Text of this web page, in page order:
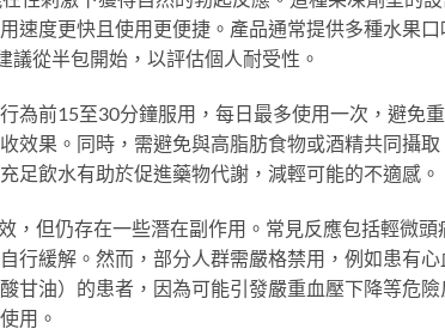
速度更快且使用更便捷。產品通常提供多種水果
從半包開始，以評估個人耐受性。
為前15至30分鐘服用，每日最多使用一次，避免
效果。同時，需避免與高脂肪食物或酒精共同攝
足飲水有助於促進藥物代謝，減輕可能的不適感。
，但仍存在一些潛在副作用。常見反應包括輕微頭
行緩解。然而，部分人群需嚴格禁用，例如患有
甘油）的患者，因為可能引發嚴重血壓下降等危
用。